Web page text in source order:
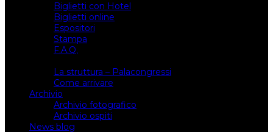
Biglietti con Hotel
Biglietti online
Espositori
Stampa
F.A.Q.
La struttura – Palacongressi
Come arrivare
Archivio
Archivio fotografico
Archivio ospiti
News blog